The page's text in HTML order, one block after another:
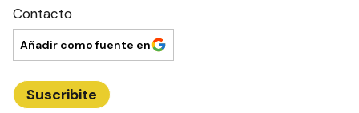
Contacto
Añadir como fuente en
Suscribite